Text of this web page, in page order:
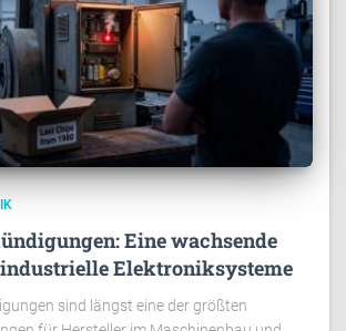
Eine wachsende
Elektroniksysteme
sind längst eine der größten